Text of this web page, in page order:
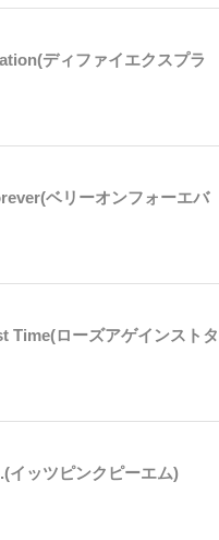
ディファイエクスプラ
ベリーオンフォーエバ
Time(ローズアゲインストタ
イッツピンクピーエム)